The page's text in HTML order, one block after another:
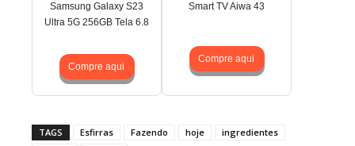
Samsung Galaxy S23
Ultra 5G 256GB Tela 6.8
Compre aqui
Smart TV Aiwa 43
Compre aqui
TAGS Esfirras Fazendo hoje
ingredientes